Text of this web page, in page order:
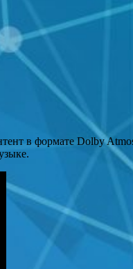
в формате Dolby